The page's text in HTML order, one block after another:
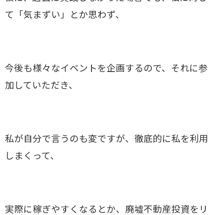
て「気まずい」とか思わず、
今後も様々なイベントを企画するので、それに参
加していただき、
私が自分で言うのも変ですが、 徹底的に私を利用
しまくって、
実際に稼ぎやすくなるとか、廃墟不動産投資をリ